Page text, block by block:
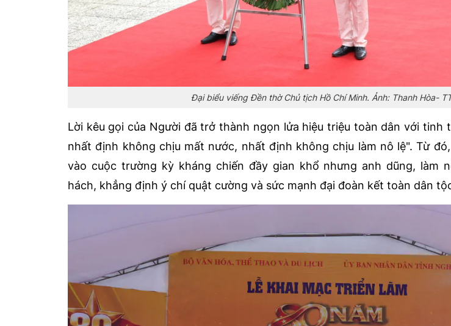
Đại biểu viếng Đền thờ Chủ tịch Hồ Chí Minh. Ảnh: Thanh Hòa-
Lời kêu gọi của Người đã trở thành ngọn lửa hiệu triệu toàn dân với tinh
nhất định không chịu mất nước, nhất định không chịu làm nô lệ". Từ
vào cuộc trường kỳ kháng chiến đầy gian khổ nhưng anh dũng, làm
hách, khẳng định ý chí quật cường và sức mạnh đại đoàn kết toàn dân